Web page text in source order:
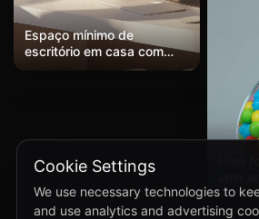
Espaço mínimo de
escritório em casa com
prateleiras flutuantes,
geométricas.
com
vez
Cookie Settings
We use necessary technologies to
and use analytics and advertising